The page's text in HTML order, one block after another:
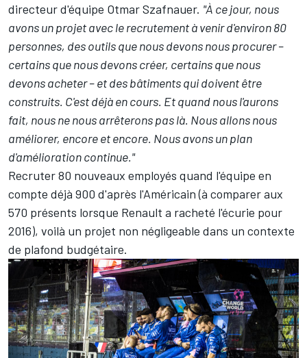
directeur d'équipe Otmar Szafnauer. "À ce jour, nous
avons un projet avec le recrutement à venir d'environ 80
personnes, des outils que nous devons nous procurer –
certains que nous devons créer, certains que nous
devons acheter – et des bâtiments qui doivent être
construits. C'est déjà en cours. Et quand nous l'aurons
fait, nous ne nous arrêterons pas là. Nous allons nous
améliorer, encore et encore. Nous avons un plan
d'amélioration continue."
Recruter 80 nouveaux employés quand l'équipe en
compte déjà 900 d'après l'Américain (à comparer aux
570 présents lorsque Renault a racheté l'écurie pour
2016), voilà un projet non négligeable dans un contexte
de plafond budgétaire.